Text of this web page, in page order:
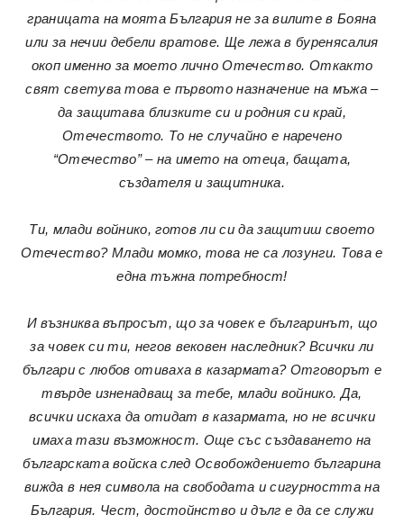
границата на моята България не за вилите в Бояна
или за нечии дебели вратове. Ще лежа в буренясалия
окоп именно за моето лично Отечество. Откакто
свят светува това е първото назначение на мъжа –
да защитава близките си и родния си край,
Отечеството. То не случайно е наречено
“Отечество” – на името на отеца, бащата,
създателя и защитника.
Ти, млади войнико, готов ли си да защитиш своето
Отечество? Млади момко, това не са лозунги. Това е
една тъжна потребност!
И възниква въпросът, що за човек е българинът, що
за човек си ти, негов вековен наследник? Всички ли
българи с любов отиваха в казармата? Отговорът е
твърде изненадващ за тебе, млади войнико. Да,
всички искаха да отидат в казармата, но не всички
имаха тази възможност. Още със създаването на
българската войска след Освобождението българина
вижда в нея символа на свободата и сигурността на
България. Чест, достойнство и дълг е да се служи